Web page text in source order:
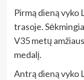
Pirmą dieną
trasoje.
V35 metų
medalį.
Antrą dieną vyko